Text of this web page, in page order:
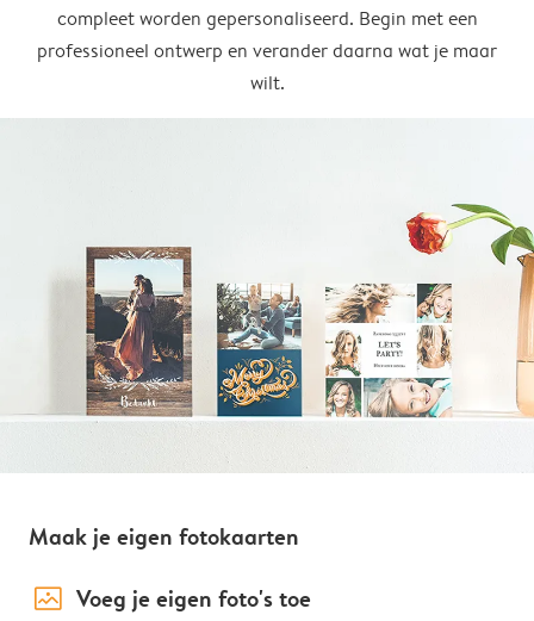
compleet worden gepersonaliseerd. Begin met een
professioneel ontwerp en verander daarna wat je maar
wilt.
Maak je eigen fotokaarten
image_placeholder Voeg je eigen foto's toe